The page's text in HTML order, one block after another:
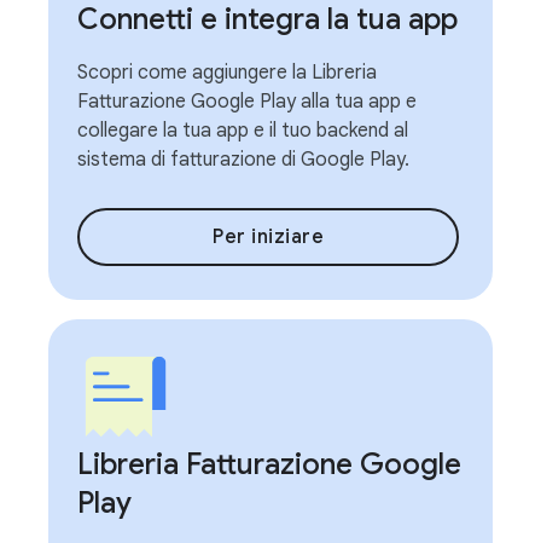
Connetti e integra la tua app
Scopri come aggiungere la Libreria
Fatturazione Google Play alla tua app e
collegare la tua app e il tuo backend al
sistema di fatturazione di Google Play.
Per iniziare
Libreria Fatturazione Google
Play